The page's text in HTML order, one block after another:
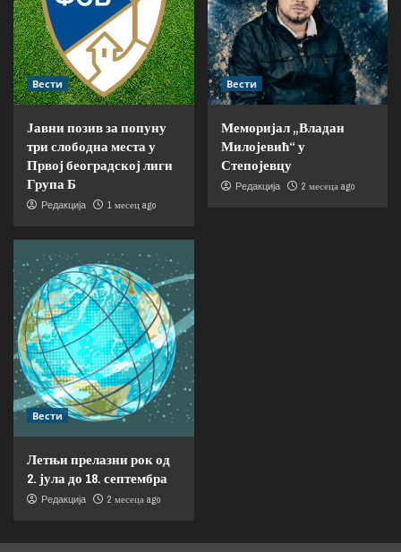
Вести
Јавни позив за попуну
три слободна места у
Првој београдској лиги
Група Б
Редакција 1 месец ago
Вести
Меморијал „Владан
Милојевић“ у
Степојевцу
Редакција 2 месеца ago
Вести
Летњи прелазни рок од
2. јула до 18. септембра
Редакција 2 месеца ago